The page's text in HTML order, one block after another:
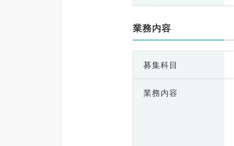
業務内容
募集科目
業務内容